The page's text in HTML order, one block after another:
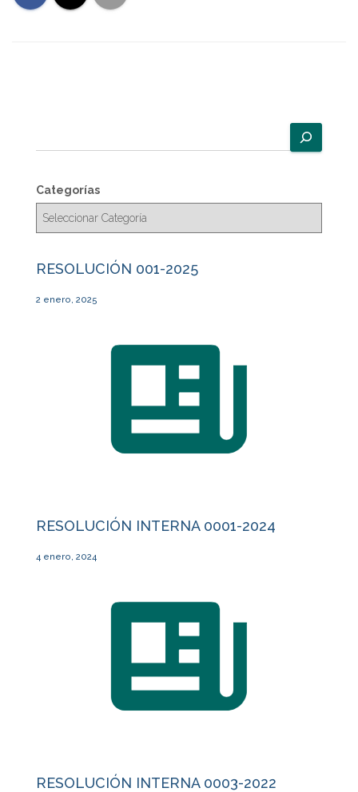
u
c
a
Categorías
RESOLUCIÓN 001-2025
2 enero, 2025
RESOLUCIÓN INTERNA 0001-2024
4 enero, 2024
RESOLUCIÓN INTERNA 0003-2022